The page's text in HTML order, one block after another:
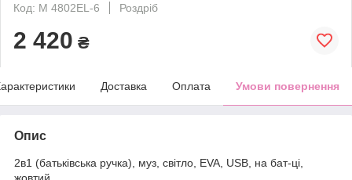
Код: M 4802EL-6
Роздріб
2 420 ₴
Доставка Оплата Умови повернення
Опис
2в1 (батьківська ручка), муз, світло, EVA, USB, на бат-ці,
жовтий